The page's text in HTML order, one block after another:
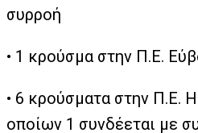
συρροή
• 1 κρούσμα στην Π.Ε.
• 6 κρούσματα στην Π.Ε.
οποίων 1 συνδέεται με